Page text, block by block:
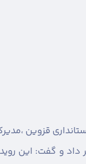
قزوین ،
داد و گفت: این